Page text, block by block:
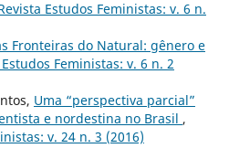
Estudos Feministas: v. 6 n.
Fronteiras do Natural: gênero e
Feministas: v. 6 n. 2
Uma “perspectiva parcial”
e nordestina no Brasil ,
v. 24 n. 3 (2016)